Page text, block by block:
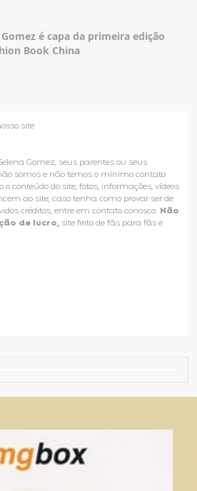
é capa da primeira edição
Book China
site
Gomez, seus parentes ou seus
somos e não temos o mínimo contato
conteúdo do site, fotos, informações, vídeos
ao site, caso tenha como provar ser de
créditos, entre em contato conosco. Não
de lucro, site feito de fãs para fãs e